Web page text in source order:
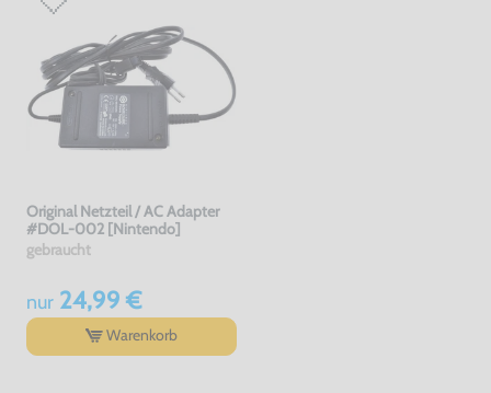
Original Netzteil / AC Adapter
#DOL-002 [Nintendo]
gebraucht
nur24,99 €
Warenkorb